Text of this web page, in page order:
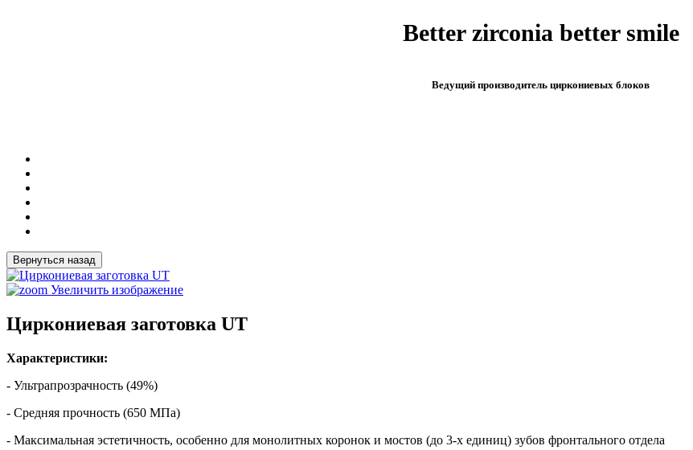
Better zirconia better smile
Ведущий производитель циркониевых блоков
Увеличить изображение
Циркониевая заготовка UT
Характеристики:
- Ультрапрозрачность (49%)
- Средняя прочность (650 МПа)
- Максимальная эстетичность, особенно для монолитных коронок и мостов (до 3-х единиц) зубов фронтального отдела